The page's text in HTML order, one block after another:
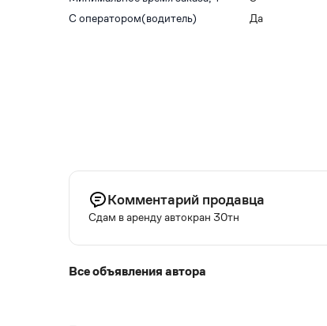
С оператором(водитель)
Да
Комментарий продавца
Сдам в аренду автокран 30тн
Все объявления автора